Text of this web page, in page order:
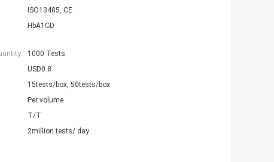
ISO13485, CE
HbA1CD
1000 Tests
USD0.8
15tests/box, 50tests/box
Per volume
T/T
2million tests/ day